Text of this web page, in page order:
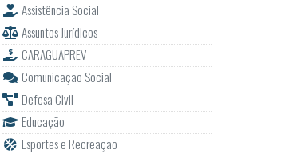
Assistência Social
Assuntos Jurídicos
CARAGUAPREV
Comunicação Social
Defesa Civil
Educação
Esportes e Recreação